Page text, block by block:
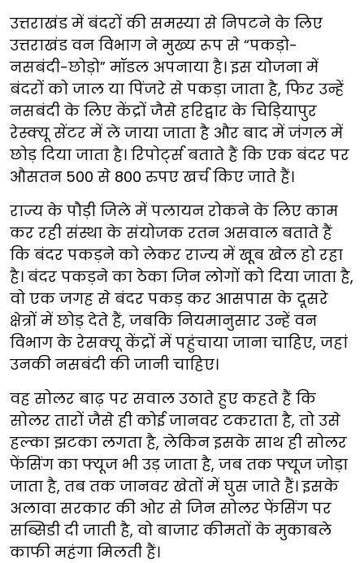
उत्तराखंड में बंदरों की समस्या से निपटने के लिए
उत्तराखंड वन विभाग ने मुख्य रूप से “पकड़ो-
नसबंदी-छोड़ो” मॉडल अपनाया है। इस योजना में
बंदरों को जाल या पिंजरे से पकड़ा जाता है, फिर उन्हें
नसबंदी के लिए केंद्रों जैसे हरिद्वार के चिड़ियापुर
रेस्क्यू सेंटर में ले जाया जाता है और बाद में जंगल में
छोड़ दिया जाता है। रिपोर्ट्स बताते हैं कि एक बंदर पर
औसतन 500 से 800 रुपए खर्च किए जाते हैं।
राज्य के पौड़ी जिले में पलायन रोकने के लिए काम
कर रही संस्था के संयोजक रतन असवाल बताते हैं
कि बंदर पकड़ने को लेकर राज्य में खूब खेल हो रहा
है। बंदर पकड़ने का ठेका जिन लोगों को दिया जाता है,
वो एक जगह से बंदर पकड़ कर आसपास के दूसरे
क्षेत्रों में छोड़ देते हैं, जबकि नियमानुसार उन्हें वन
विभाग के रेसक्यू केंद्रों में पहुंचाया जाना चाहिए, जहां
उनकी नसबंदी की जानी चाहिए।
वह सोलर बाढ़ पर सवाल उठाते हुए कहते हैं कि
सोलर तारों जैसे ही कोई जानवर टकराता है, तो उसे
हल्का झटका लगता है, लेकिन इसके साथ ही सोलर
फेंसिंग का फ्यूज भी उड़ जाता है, जब तक फ्यूज जोड़ा
जाता है, तब तक जानवर खेतों में घुस जाते हैं। इसके
अलावा सरकार की ओर से जिन सोलर फेंसिंग पर
सब्सिडी दी जाती है, वो बाजार कीमतों के मुकाबले
काफी महंगा मिलती हैं।